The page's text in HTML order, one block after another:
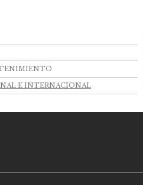
E INTERNACIONAL